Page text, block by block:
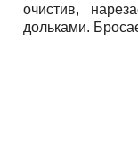
очистив,
дольками.